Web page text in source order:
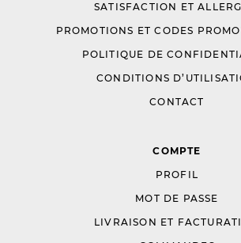
SATISFACTION ET
PROMOTIONS ET CODES
POLITIQUE DE
CONDITIONS
CONTACT
COMPTE
PROFIL
MOT DE PASSE
LIVRAISON ET